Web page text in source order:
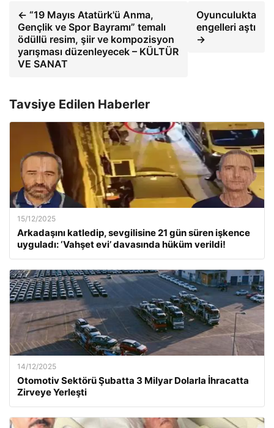
← “19 Mayıs Atatürk'ü Anma,
Gençlik ve Spor Bayramı” temalı
ödüllü resim, şiir ve kompozisyon
yarışması düzenleyecek – KÜLTÜR
VE SANAT
Oyunculukta
engelleri aştı
→
Tavsiye Edilen Haberler
15/12/2025
Arkadaşını katledip, sevgilisine 21 gün süren işkence
uyguladı: ‘Vahşet evi’ davasında hüküm verildi!
14/12/2025
Otomotiv Sektörü Şubatta 3 Milyar Dolarla İhracatta
Zirveye Yerleşti